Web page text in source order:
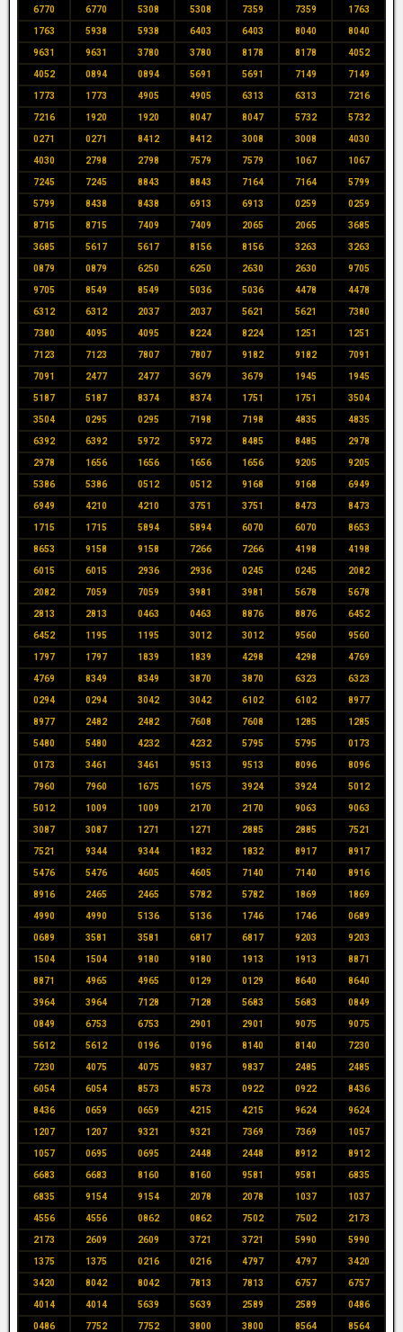
6770 6770 5308 5308 7359 7359 1763
1763 5938 5938 6403 6403 8040 8040
9631 9631 3780 3780 8178 8178 4052
4052 0894 0894 5691 5691 7149 7149
1773 1773 4905 4905 6313 6313 7216
7216 1920 1920 8047 8047 5732 5732
0271 0271 8412 8412 3008 3008 4030
4030 2798 2798 7579 7579 1067 1067
7245 7245 8843 8843 7164 7164 5799
5799 8438 8438 6913 6913 0259 0259
8715 8715 7409 7409 2065 2065 3685
3685 5617 5617 8156 8156 3263 3263
0879 0879 6250 6250 2630 2630 9705
9705 8549 8549 5036 5036 4478 4478
6312 6312 2037 2037 5621 5621 7380
7380 4095 4095 8224 8224 1251 1251
7123 7123 7807 7807 9182 9182 7091
7091 2477 2477 3679 3679 1945 1945
5187 5187 8374 8374 1751 1751 3504
3504 0295 0295 7198 7198 4835 4835
6392 6392 5972 5972 8485 8485 2978
2978 1656 1656 1656 1656 9205 9205
5386 5386 0512 0512 9168 9168 6949
6949 4210 4210 3751 3751 8473 8473
1715 1715 5894 5894 6070 6070 8653
8653 9158 9158 7266 7266 4198 4198
6015 6015 2936 2936 0245 0245 2082
2082 7059 7059 3981 3981 5678 5678
2813 2813 0463 0463 8876 8876 6452
6452 1195 1195 3012 3012 9560 9560
1797 1797 1839 1839 4298 4298 4769
4769 8349 8349 3870 3870 6323 6323
0294 0294 3042 3042 6102 6102 8977
8977 2482 2482 7608 7608 1285 1285
5480 5480 4232 4232 5795 5795 0173
0173 3461 3461 9513 9513 8096 8096
7960 7960 1675 1675 3924 3924 5012
5012 1009 1009 2170 2170 9063 9063
3087 3087 1271 1271 2885 2885 7521
7521 9344 9344 1832 1832 8917 8917
5476 5476 4605 4605 7140 7140 8916
8916 2465 2465 5782 5782 1869 1869
4990 4990 5136 5136 1746 1746 0689
0689 3581 3581 6817 6817 9203 9203
1504 1504 9180 9180 1913 1913 8871
8871 4965 4965 0129 0129 8640 8640
3964 3964 7128 7128 5683 5683 0849
0849 6753 6753 2901 2901 9075 9075
5612 5612 0196 0196 8140 8140 7230
7230 4075 4075 9837 9837 2485 2485
6054 6054 8573 8573 0922 0922 8436
8436 0659 0659 4215 4215 9624 9624
1207 1207 9321 9321 7369 7369 1057
1057 0695 0695 2448 2448 8912 8912
6683 6683 8160 8160 9581 9581 6835
6835 9154 9154 2078 2078 1037 1037
4556 4556 0862 0862 7502 7502 2173
2173 2609 2609 3721 3721 5990 5990
1375 1375 0216 0216 4797 4797 3420
3420 8042 8042 7813 7813 6757 6757
4014 4014 5639 5639 2589 2589 0486
0486 7752 7752 3800 3800 8564 8564